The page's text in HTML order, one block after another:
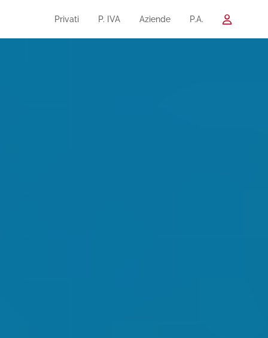
Privati P. IVA Aziende P.A.